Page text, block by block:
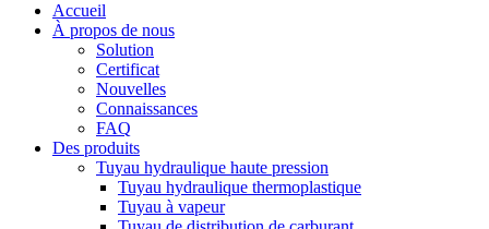
Accueil
À propos de nous
Solution
Certificat
Nouvelles
Connaissances
FAQ
Des produits
Tuyau hydraulique haute pression
Tuyau hydraulique thermoplastique
Tuyau à vapeur